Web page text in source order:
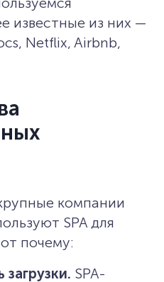
известные из них —
Netflix, Airbnb,
компании
SPA для
почему:
SPA-